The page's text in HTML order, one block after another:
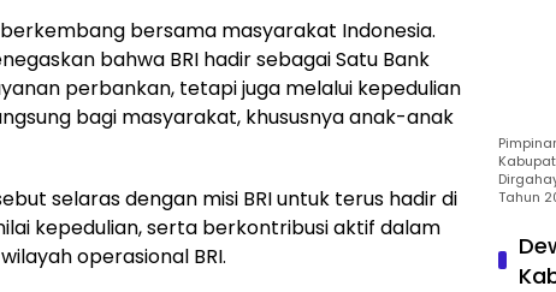
berkembang bersama masyarakat Indonesia.
bahwa BRI hadir sebagai Satu Bank
perbankan, tetapi juga melalui kepedulian
bagi masyarakat, khususnya anak-anak
selaras dengan misi BRI untuk terus hadir di
kepedulian, serta berkontribusi aktif dalam
operasional BRI.
Tahun